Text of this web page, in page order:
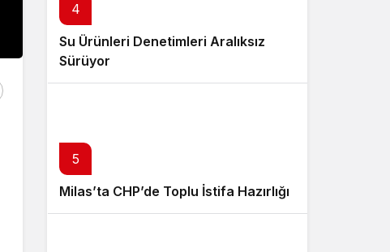
4
Su Ürünleri Denetimleri Aralıksız
Sürüyor
5
Milas’ta CHP’de Toplu İstifa Hazırlığı